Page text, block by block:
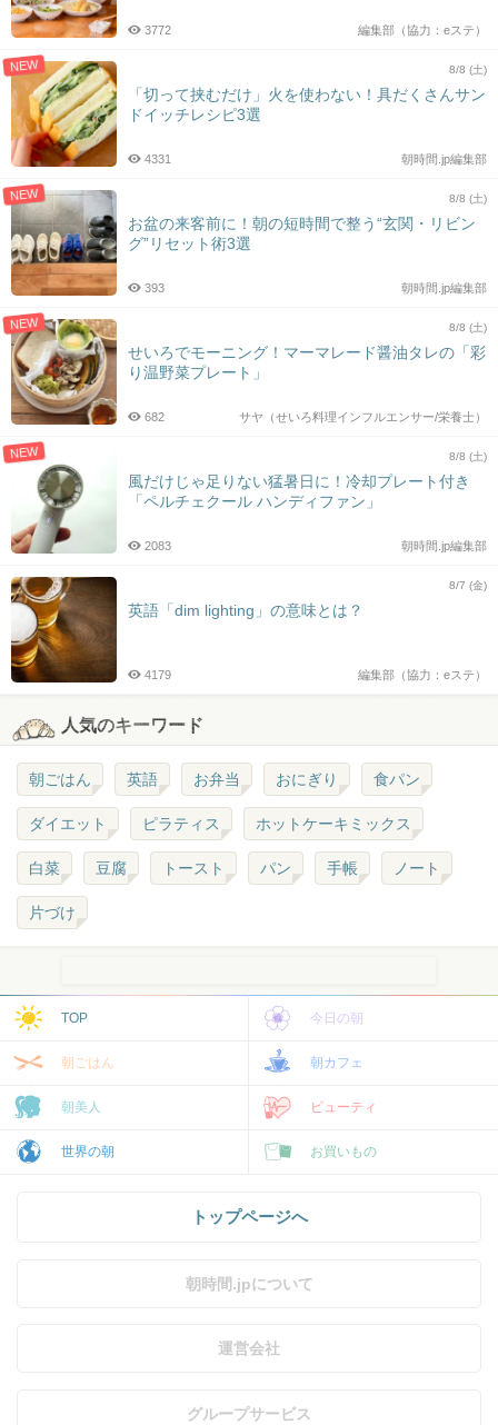
編集部（協力：eステ）
3772
NEW 8/8 (土)
「切って挟むだけ」火を使わない！具だくさんサン
ドイッチレシピ3選
朝時間.jp編集部
4331
NEW 8/8 (土)
お盆の来客前に！朝の短時間で整う“玄関・リビン
グ”リセット術3選
朝時間.jp編集部
393
NEW 8/8 (土)
せいろでモーニング！マーマレード醤油タレの「彩
り温野菜プレート」
サヤ（せいろ料理インフルエンサー/栄養士）
682
NEW 8/8 (土)
風だけじゃ足りない猛暑日に！冷却プレート付き
「ペルチェクール ハンディファン」
朝時間.jp編集部
2083
8/7 (金)
英語「dim lighting」の意味とは？
編集部（協力：eステ）
4179
人気のキーワード
朝ごはん 英語 お弁当 おにぎり 食パン
ダイエット ピラティス ホットケーキミックス
白菜 豆腐 トースト パン 手帳 ノート
片づけ
TOP 今日の朝
朝ごはん 朝カフェ
朝美人 ビューティ
世界の朝 お買いもの
トップページへ
朝時間.jpについて
運営会社
グループサービス